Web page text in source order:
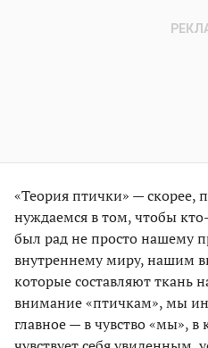
«Теория птички» — скорее,
нуждаемся в том, чтобы
был рад не просто нашему
внутреннему миру, нашим
которые составляют ткань
внимание «птичкам», мы
главное — в чувство «мы»,